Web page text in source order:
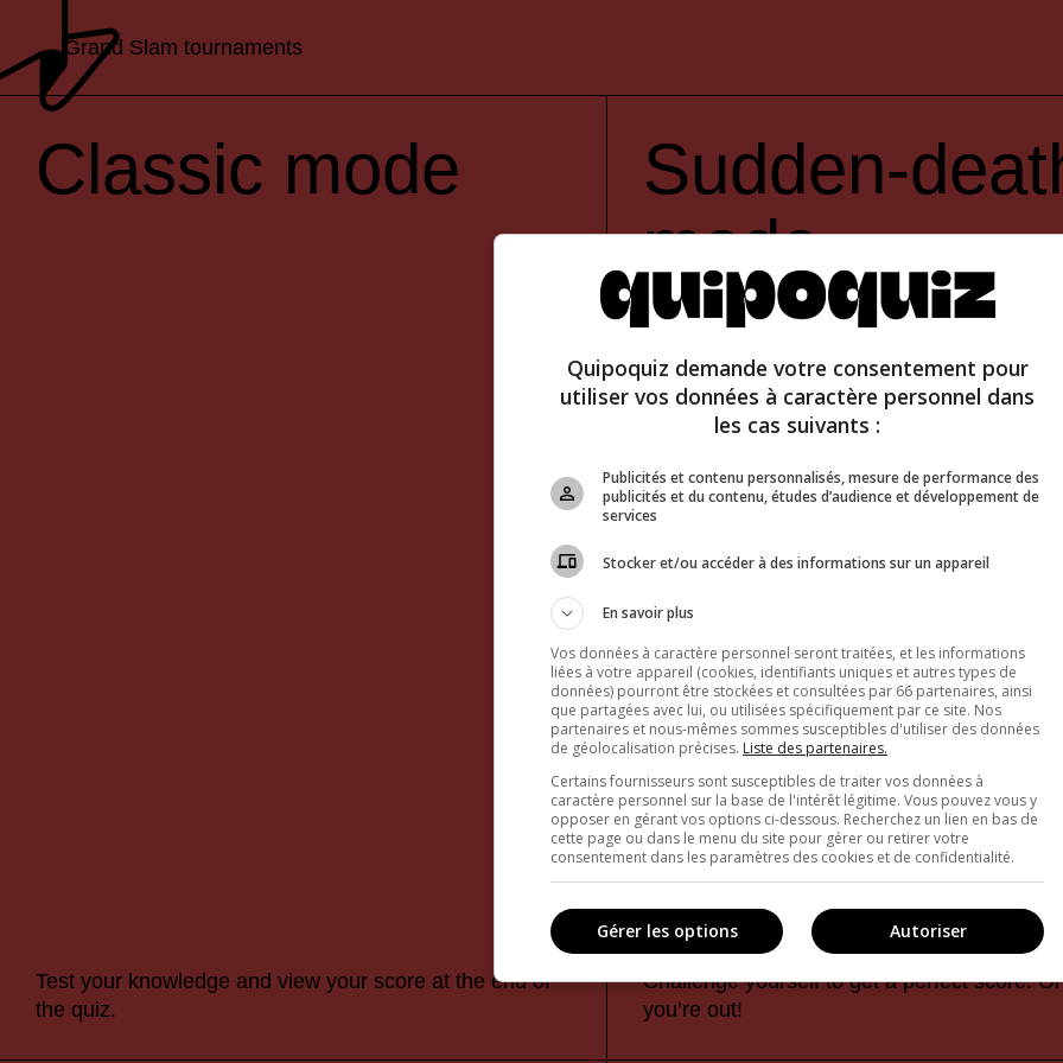
Grand Slam tournaments
Classic mode
Test your knowledge and view your score at the end of
the quiz.
Sudden-
mode
Challenge yourself to get a perfect score.
you’re out!
Quipoquiz demande votre consentement pour
utiliser vos données à caractère personnel dans
les cas suivants :
Publicités et contenu personnalisés, mesure de performance des
publicités et du contenu, études d’audience et développement de
services
Stocker et/ou accéder à des informations sur un appareil
En savoir plus
Vos données à caractère personnel seront traitées, et les informations
liées à votre appareil (cookies, identifiants uniques et autres types de
données) pourront être stockées et consultées par 66 partenaires, ainsi
que partagées avec lui, ou utilisées spécifiquement par ce site. Nos
partenaires et nous-mêmes sommes susceptibles d'utiliser des données
de géolocalisation précises. Liste des partenaires.
Certains fournisseurs sont susceptibles de traiter vos données à
caractère personnel sur la base de l'intérêt légitime. Vous pouvez vous y
opposer en gérant vos options ci-dessous. Recherchez un lien en bas de
cette page ou dans le menu du site pour gérer ou retirer votre
consentement dans les paramètres des cookies et de confidentialité.
Autoriser
Gérer les options